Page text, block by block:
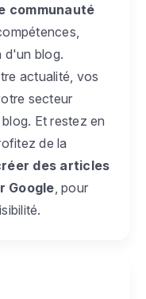
communauté
d'un blog.
actualité, vos
secteur
Et restez en
de la
des articles
Google , pour